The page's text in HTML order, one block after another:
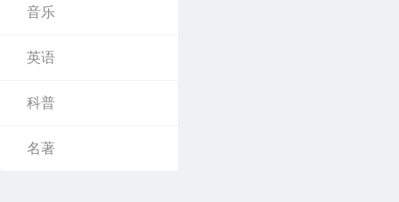
音乐
英语
科普
名著